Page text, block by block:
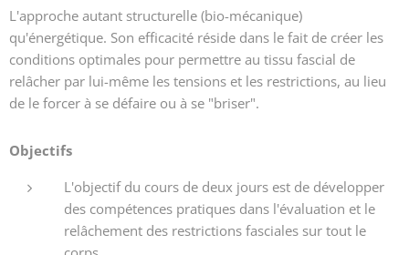
L'approche autant structurelle (bio-mécanique)
qu'énergétique. Son efficacité réside dans le fait de créer les
conditions optimales pour permettre au tissu fascial de
relâcher par lui-même les tensions et les restrictions, au lieu
de le forcer à se défaire ou à se "briser".
Objectifs
L'objectif du cours de deux jours est de développer
des compétences pratiques dans l'évaluation et le
relâchement des restrictions fasciales sur tout le